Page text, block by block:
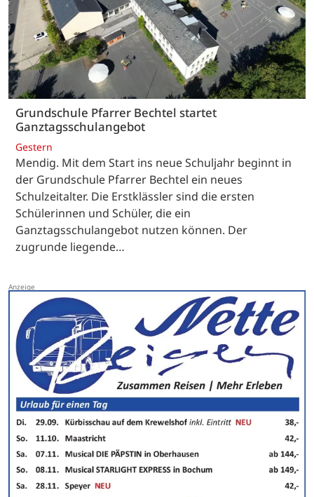
Grundschule Pfarrer Bechtel startet
Ganztagsschulangebot
Gestern
Mendig. Mit dem Start ins neue Schuljahr beginnt in
der Grundschule Pfarrer Bechtel ein neues
Schulzeitalter. Die Erstklässler sind die ersten
Schülerinnen und Schüler, die ein
Ganztagsschulangebot nutzen können. Der
zugrunde liegende…